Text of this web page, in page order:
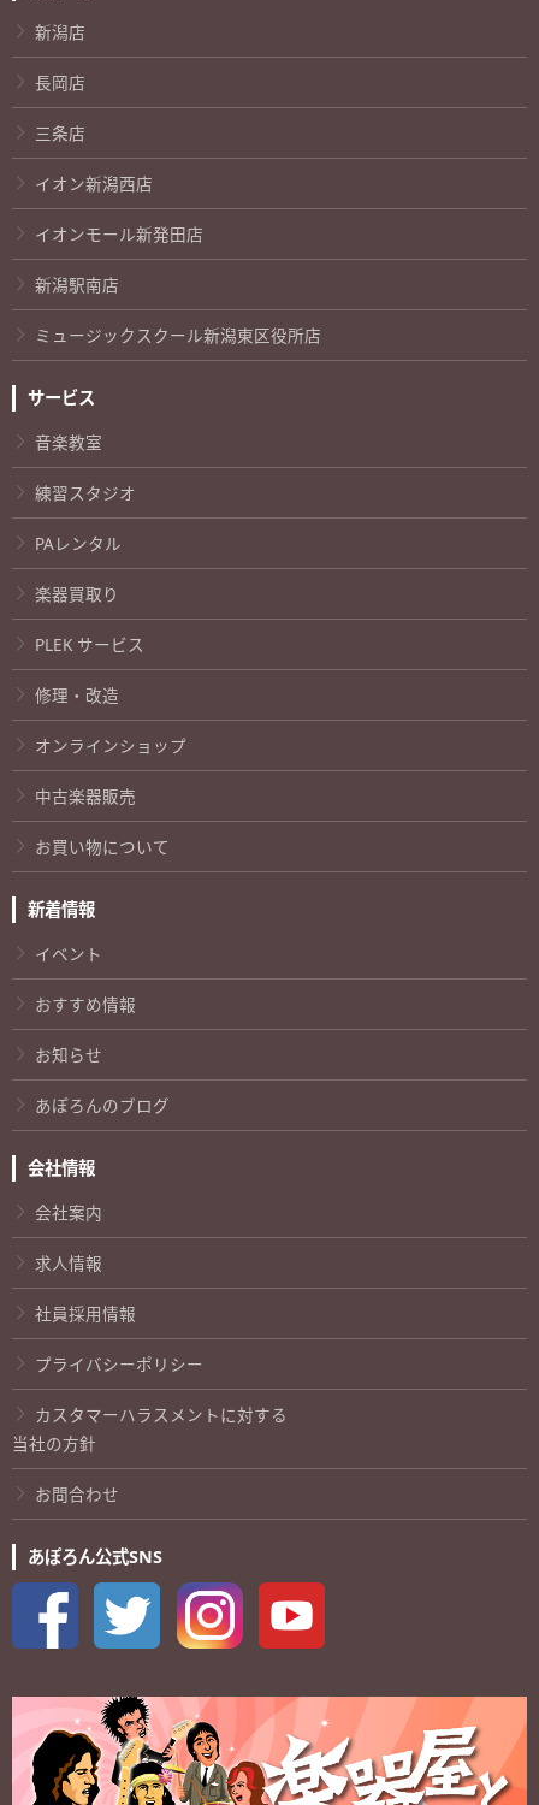
新潟店
長岡店
三条店
イオン新潟西店
イオンモール新発田店
新潟駅南店
ミュージックスクール新潟東区役所店
サービス
音楽教室
練習スタジオ
PAレンタル
楽器買取り
PLEK サービス
修理・改造
オンラインショップ
中古楽器販売
お買い物について
新着情報
イベント
おすすめ情報
お知らせ
あぽろんのブログ
会社情報
会社案内
求人情報
社員採用情報
プライバシーポリシー
カスタマーハラスメントに対する
当社の方針
お問合わせ
あぽろん公式SNS